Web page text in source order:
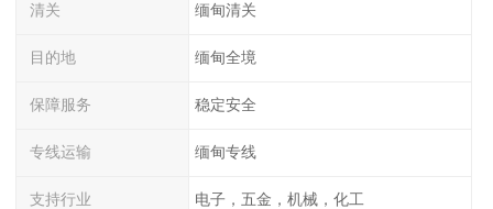
清关 缅甸清关
目的地 缅甸全境
保障服务 稳定安全
专线运输 缅甸专线
支持行业 电子，五金，机械，化工